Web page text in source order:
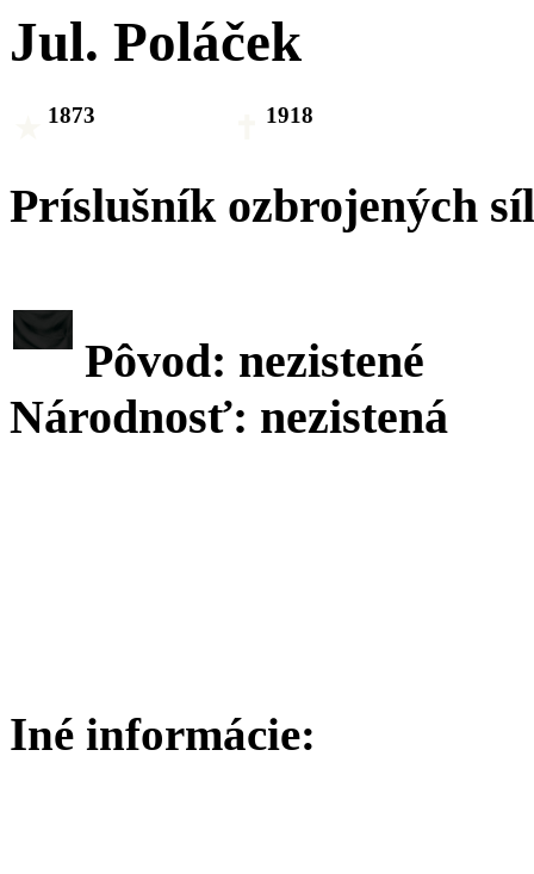
Jul. Poláček
1873 1918
Príslušník ozbrojených síl
Pôvod: nezistené
Národnosť: nezistená
Iné informácie: